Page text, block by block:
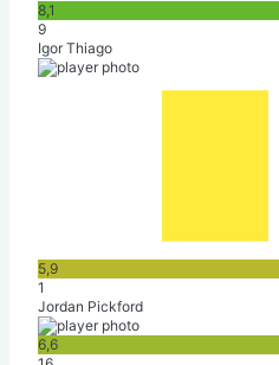
8,1
9
Igor Thiago
5,9
1
Jordan Pickford
6,6